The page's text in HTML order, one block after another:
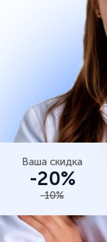
Ваша скидка
-20%
-10%